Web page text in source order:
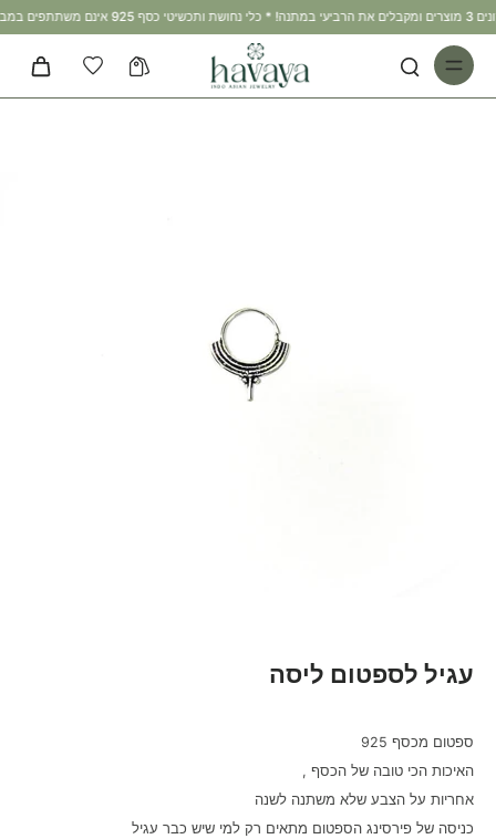
עגיל לספטום ליסה
ספטום מכסף 925
האיכות הכי טובה של הכסף ,
אחריות על הצבע שלא משתנה לשנה
כניסה של פירסינג הספטום מתאים רק למי שיש כבר עגיל